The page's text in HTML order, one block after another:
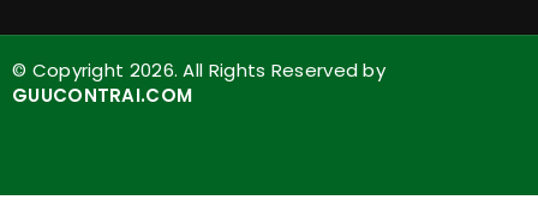
© Copyright 2026. All Rights Reserved by
GUUCONTRAI.COM